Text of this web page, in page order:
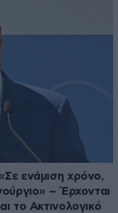
ενάμιση χρόνο,
– Έρχονται
το Ακτινολογικό